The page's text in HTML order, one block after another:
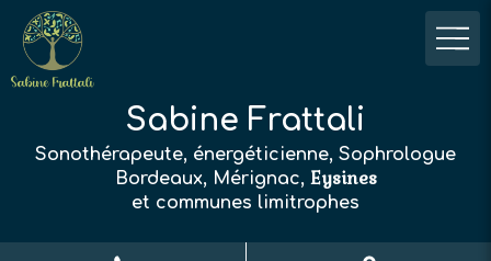
Sabine Frattali
Sonothérapeute, énergéticienne, Sophrologue
Bordeaux, Mérignac, Eysines
et communes limitrophes